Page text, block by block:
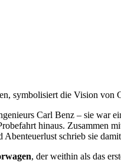
symbolisiert die Vision
Carl Benz – sie war
hinaus. Zusammen
schrieb sie
, der weithin als das